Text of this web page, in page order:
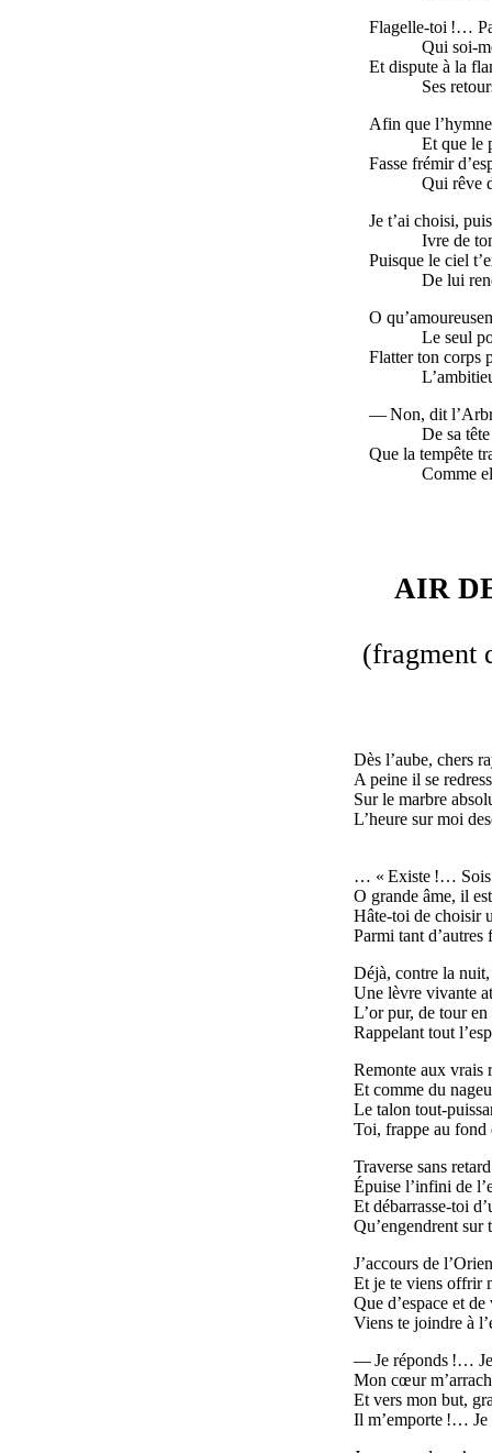
Flagelle-toi !…
Qui soi-
Et dispute à la
Ses
Afin que
Et que le
Fasse frémir
Qui rêve
Je t’ai choisi,
Ivre de
Puisque le ciel
De lui
O
Le seul
Flatter ton corps
— Non, dit
De sa
Que la tempête
Comme
AIR
(fragment
Dès l’aube, chers
A peine il se
Sur le marbre
L’heure sur moi
… « Existe !… Sois
O grande âme, il
Hâte-toi de choisir
Parmi tant d’autres
Déjà, contre la
Une lèvre vivante
L’or pur, de tour en
Rappelant tout
Remonte aux vrais
Et comme du
Le talon tout-
Toi, frappe au fond
Traverse sans
Épuise l’infini de
Et débarrasse-toi
Qu’engendrent sur
J’accours de
Et je te viens offrir
Que d’espace et
Viens te joindre à
— Je réponds !… Je
Mon cœur
Et vers mon but,
Il m’emporte !… Je